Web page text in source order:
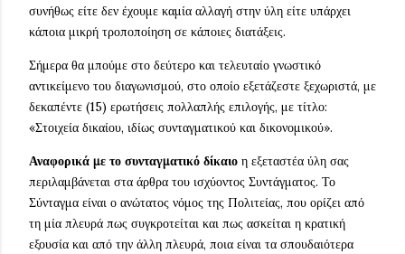
συνήθως είτε δεν έχουμε καμία αλλαγή στην ύλη είτε υπάρχει
κάποια μικρή τροποποίηση σε κάποιες διατάξεις.
Σήμερα θα μπούμε στο δεύτερο και τελευταίο γνωστικό
αντικείμενο του διαγωνισμού, στο οποίο εξετάζεστε ξεχωριστά, με
δεκαπέντε (15) ερωτήσεις πολλαπλής επιλογής, με τίτλο:
«Στοιχεία δικαίου, ιδίως συνταγματικού και δικονομικού».
Αναφορικά με το συνταγματικό δίκαιο η εξεταστέα ύλη σας
περιλαμβάνεται στα άρθρα του ισχύοντος Συντάγματος. Το
Σύνταγμα είναι ο ανώτατος νόμος της Πολιτείας, που ορίζει από
τη μία πλευρά πως συγκροτείται και πως ασκείται η κρατική
εξουσία και από την άλλη πλευρά, ποια είναι τα σπουδαιότερα